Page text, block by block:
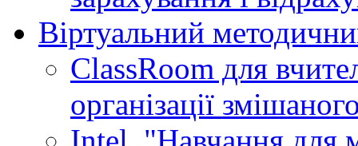
Віртуальний
ClassRoom для
організації